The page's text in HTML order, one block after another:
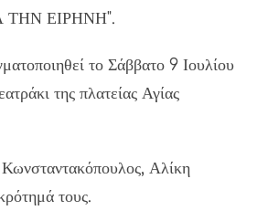
ΤΗΝ ΕΙΡΗΝΗ".
το Σάββατο 9 Ιουλίου
της πλατείας Αγίας
Αλίκη
τους.